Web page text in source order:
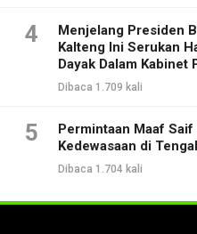
4
Menjelang Presiden
Kalteng Ini Serukan
Dayak Dalam Kabinet
Dibaca 1.709 kali
5
Permintaan Maaf
Kedewasaan di
Dibaca 1.704 kali